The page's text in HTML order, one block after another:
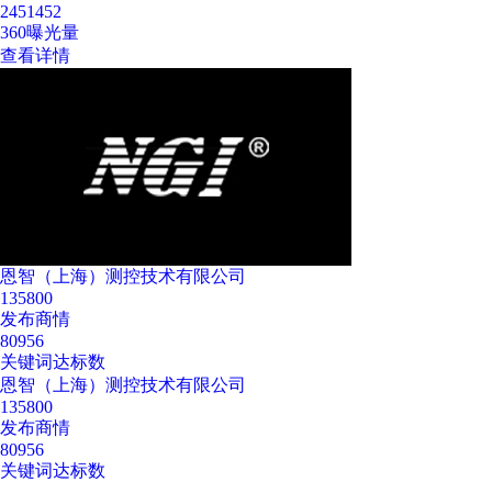
2451452
360曝光量
查看详情
恩智（上海）测控技术有限公司
135800
发布商情
80956
关键词达标数
恩智（上海）测控技术有限公司
135800
发布商情
80956
关键词达标数